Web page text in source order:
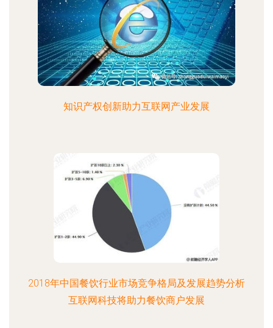
知识产权创新助力互联网产业发展
2018年中国餐饮行业市场竞争格局及发展趋势分析
互联网科技将助力餐饮商户发展